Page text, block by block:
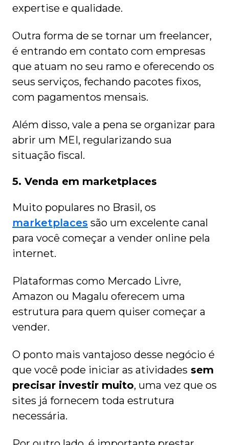
expertise e qualidade.
Outra forma de se tornar um freelancer,
é entrando em contato com empresas
que atuam no seu ramo e oferecendo os
seus serviços, fechando pacotes fixos,
com pagamentos mensais.
Além disso, vale a pena se organizar para
abrir um MEI, regularizando sua
situação fiscal.
5. Venda em marketplaces
Muito populares no Brasil, os
marketplaces são um excelente canal
para você começar a vender online pela
internet.
Plataformas como Mercado Livre,
Amazon ou Magalu oferecem uma
estrutura para quem quiser começar a
vender.
O ponto mais vantajoso desse negócio é
que você pode iniciar as atividades sem
precisar investir muito, uma vez que os
sites já fornecem toda estrutura
necessária.